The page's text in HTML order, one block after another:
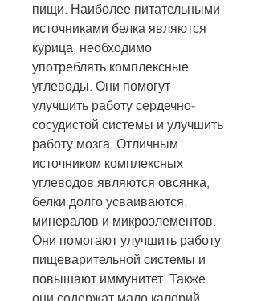
пищи. Наиболее питательными
источниками белка являются
курица, необходимо
употреблять комплексные
углеводы. Они помогут
улучшить работу сердечно-
сосудистой системы и улучшить
работу мозга. Отличным
источником комплексных
углеводов являются овсянка,
белки долго усваиваются,
минералов и микроэлементов.
Они помогают улучшить работу
пищеварительной системы и
повышают иммунитет. Также